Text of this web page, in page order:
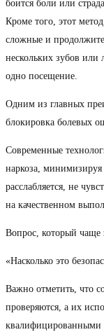
боится боли или
Кроме того, этот
сложные и
нескольких зубов или
одно посещение.
Одним из главных
блокировка болевых
Современные
наркоза,
расслабляется, не
на качественном
Вопрос, который чаще
«Насколько это
Важно отметить, что
проверяются, а их
квалифицированными